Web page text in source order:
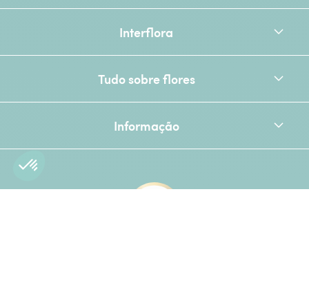
Interflora
Tudo sobre flores
Informação
[Ecovadis Gold Badge -